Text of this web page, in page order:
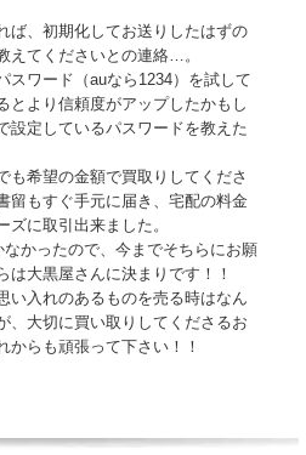
ば、初期化してお送りしたはずの
えてくださいとの連絡…。
スワード（auなら1234）を試して
とより信頼度がアップしたかもし
設定しているパスワードを教えた
も希望の金額で買取りしてくださ
留もすぐ手元に届き、宅配の料金
ズに取引出来ました。
かったので、今までそちらにお願
は大黒屋さんに決まりです！！
い入れのあるものを売る時はなん
、大切に買い取りしてくださるお
からも頑張って下さい！！